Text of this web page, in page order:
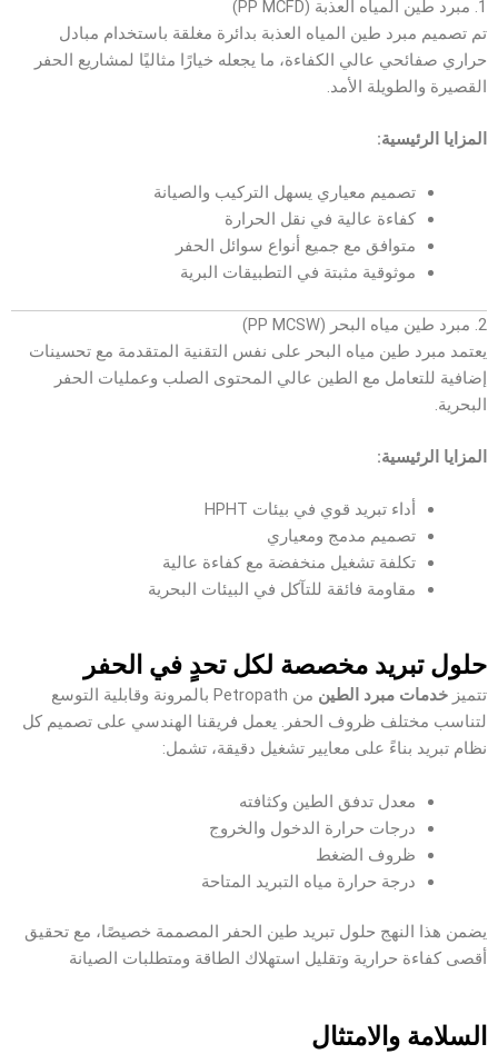
1. مبرد طين المياه العذبة (PP MCFD)
تم تصميم مبرد طين المياه العذبة بدائرة مغلقة باستخدام مبادل
حراري صفائحي عالي الكفاءة، ما يجعله خيارًا مثاليًا لمشاريع الحفر
القصيرة والطويلة الأمد.
المزايا الرئيسية:
تصميم معياري يسهل التركيب والصيانة
كفاءة عالية في نقل الحرارة
متوافق مع جميع أنواع سوائل الحفر
موثوقية مثبتة في التطبيقات البرية
2. مبرد طين مياه البحر (PP MCSW)
يعتمد مبرد طين مياه البحر على نفس التقنية المتقدمة مع تحسينات
إضافية للتعامل مع الطين عالي المحتوى الصلب وعمليات الحفر
البحرية.
المزايا الرئيسية:
أداء تبريد قوي في بيئات HPHT
تصميم مدمج ومعياري
تكلفة تشغيل منخفضة مع كفاءة عالية
مقاومة فائقة للتآكل في البيئات البحرية
حلول تبريد مخصصة لكل تحدٍ في الحفر
تتميز خدمات مبرد الطين
من Petropath بالمرونة وقابلية التوسع
لتناسب مختلف ظروف الحفر. يعمل فريقنا الهندسي على تصميم كل
نظام تبريد بناءً على معايير تشغيل دقيقة، تشمل:
معدل تدفق الطين وكثافته
درجات حرارة الدخول والخروج
ظروف الضغط
درجة حرارة مياه التبريد المتاحة
يضمن هذا النهج حلول تبريد طين الحفر المصممة خصيصًا، مع تحقيق
أقصى كفاءة حرارية وتقليل استهلاك الطاقة ومتطلبات الصيانة
السلامة والامتثال